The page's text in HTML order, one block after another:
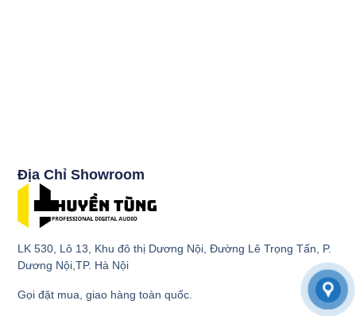
Địa Chỉ Showroom
LK 530, Lô 13, Khu đô thị Dương Nội, Đường Lê Trọng Tấn, P.
Dương Nội,TP. Hà Nội
Gọi đặt mua, giao hàng toàn quốc.